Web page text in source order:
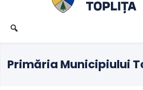
Primăria Municipiului